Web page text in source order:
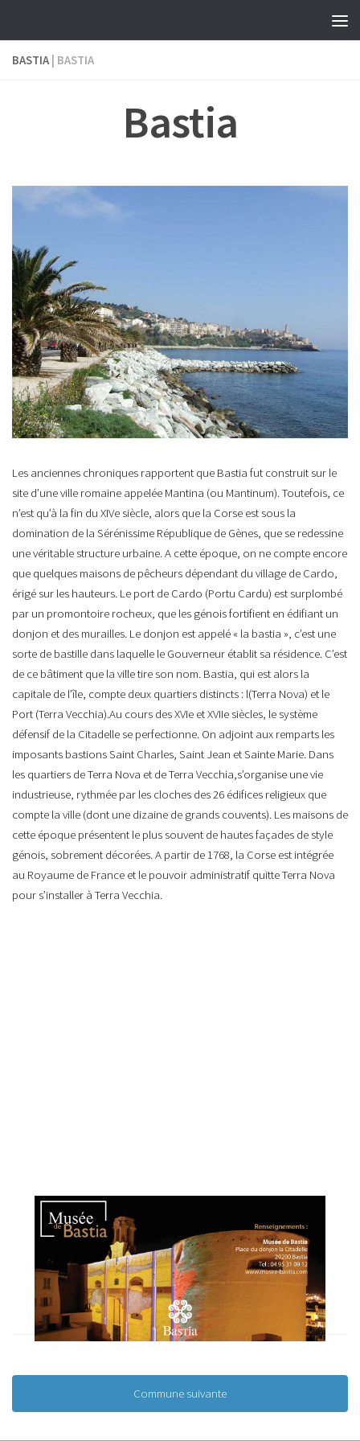
BASTIA | BASTIA
Bastia
Les anciennes chroniques rapportent que Bastia fut construit sur le
site d’une ville romaine appelée Mantina (ou Mantinum). Toutefois, ce
n’est qu’à la fin du XIVe siècle, alors que la Corse est sous la
domination de la Sérénissime République de Gènes, que se redessine
une véritable structure urbaine. A cette époque, on ne compte encore
que quelques maisons de pêcheurs dépendant du village de Cardo,
érigé sur les hauteurs. Le port de Cardo (Portu Cardu) est surplombé
par un promontoire rocheux, que les génois fortifient en édifiant un
donjon et des murailles. Le donjon est appelé « la bastia », c’est une
sorte de bastille dans laquelle le Gouverneur établit sa résidence. C’est
de ce bâtiment que la ville tire son nom. Bastia, qui est alors la
capitale de l’île, compte deux quartiers distincts : l(Terra Nova) et le
Port (Terra Vecchia).Au cours des XVIe et XVIIe siècles, le système
défensif de la Citadelle se perfectionne. On adjoint aux remparts les
imposants bastions Saint Charles, Saint Jean et Sainte Marie. Dans
les quartiers de Terra Nova et de Terra Vecchia,s’organise une vie
industrieuse, rythmée par les cloches des 26 édifices religieux que
compte la ville (dont une dizaine de grands couvents). Les maisons de
cette époque présentent le plus souvent de hautes façades de style
génois, sobrement décorées. A partir de 1768, la Corse est intégrée
au Royaume de France et le pouvoir administratif quitte Terra Nova
pour s’installer à Terra Vecchia.
Commune suivante